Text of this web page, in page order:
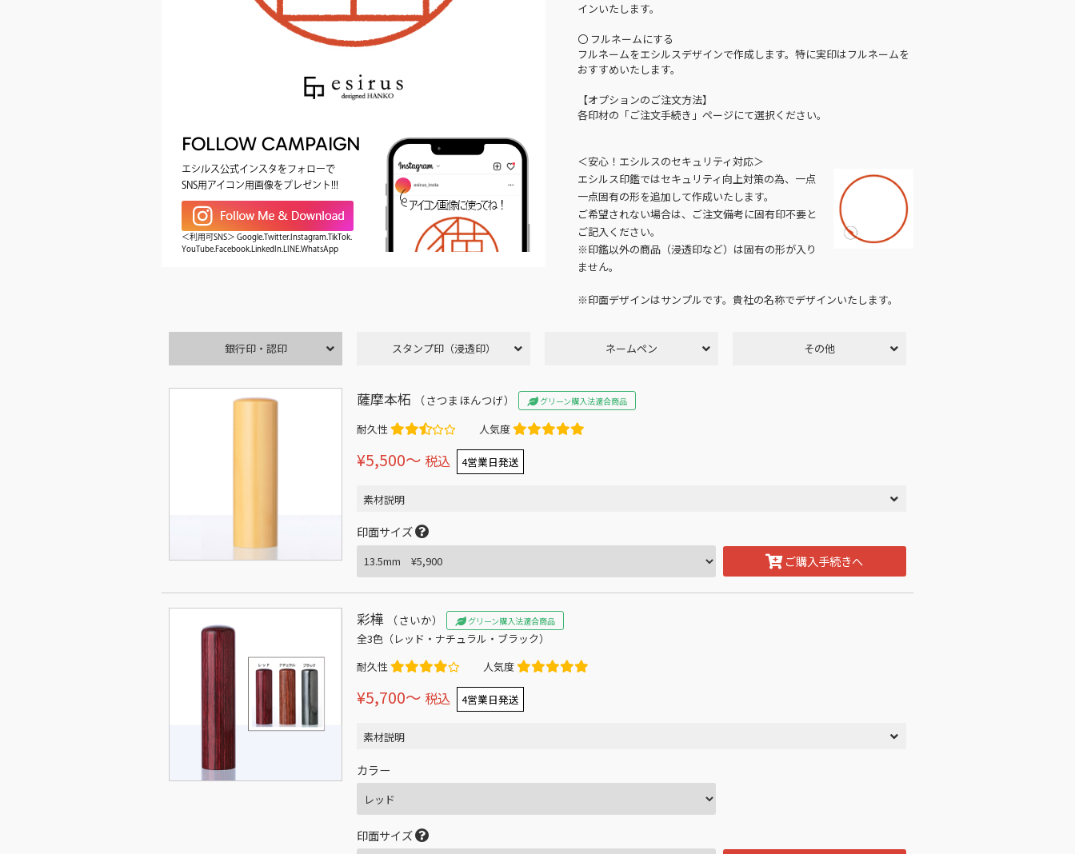
FOLLOW CAMPAIGN
エシルス公式インスタをフォローで
SNS用アイコン用画像をプレゼント!!!
＜利用可SNS＞ Google.Twitter.Instagram.TikTok.
YouTube.Facebook.LinkedIn.LINE.WhatsApp
インいたします。
〇 フルネームにする
フルネームをエシルスデザインで作成します。特に実印はフルネームを
おすすめいたします。
【オプションのご注文方法】
各印材の「ご注文手続き」ページにて選択ください。
＜安心！エシルスのセキュリティ対応＞
エシルス印鑑ではセキュリティ向上対策の為、一点
一点固有の形を追加して作成いたします。
ご希望されない場合は、ご注文備考に固有印不要と
ご記入ください。
※印鑑以外の商品（浸透印など）は固有の形が入り
ません。
※印面デザインはサンプルです。貴社の名称でデザインいたします。
銀行印・認印 スタンプ印（浸透印） ネームペン その他
薩摩本柘 （さつまほんつげ） グリーン購入法適合商品
耐久性 人気度
¥5,500〜 税込 4営業日発送
素材説明
印面サイズ
ご購入手続きへ
彩樺 （さいか） グリーン購入法適合商品
全3色（レッド・ナチュラル・ブラック）
耐久性
人気度
¥5,700〜 税込 4営業日発送
素材説明
カラー
印面サイズ